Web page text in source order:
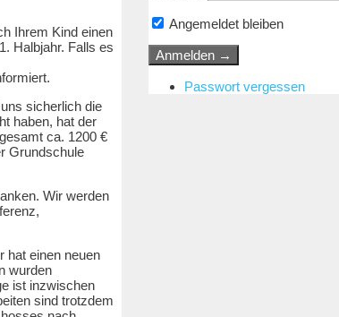
Ihrem Kind einen
Halbjahr. Falls es
sicherlich die
haben, hat der
ca. 1200 €
Grundschule
Wir werden
hat einen neuen
wurden
ist inzwischen
sind trotzdem
Angemeldet bleiben
Passwort vergessen